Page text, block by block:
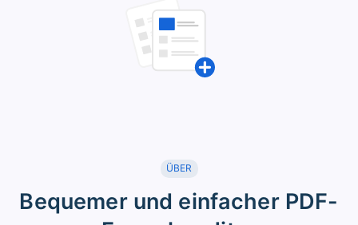
ÜBER
Bequemer und einfacher PDF-